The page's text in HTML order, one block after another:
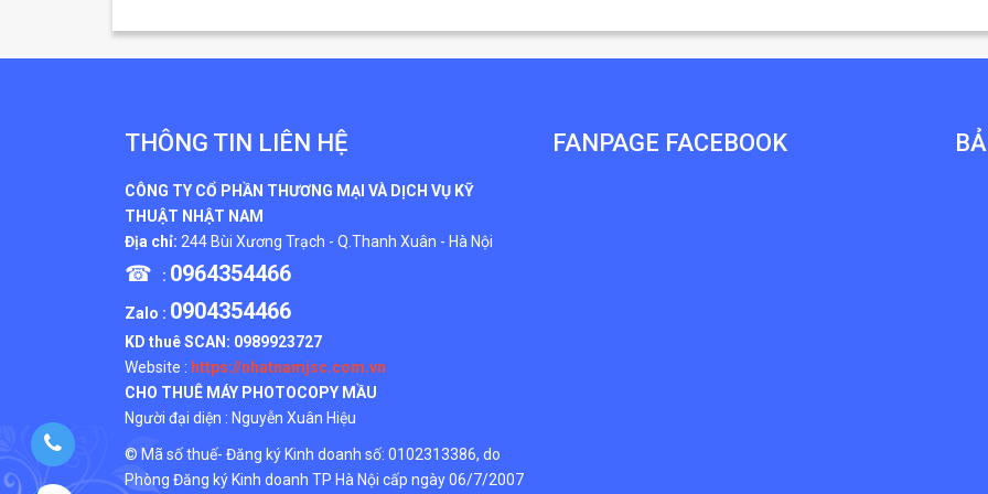
THÔNG TIN LIÊN HỆ
CÔNG TY CỔ PHẦN THƯƠNG MẠI VÀ DỊCH VỤ KỸ
THUẬT NHẬT NAM
Địa chỉ: 244 Bùi Xương Trạch - Q.Thanh Xuân - Hà Nội
☎ : 0964354466
Zalo : 0904354466
KD thuê SCAN: 0989923727
Website : https://nhatnamjsc.com.vn
CHO THUÊ MÁY PHOTOCOPY MẦU
Người đại diện : Nguyễn Xuân Hiệu
© Mã số thuế- Đăng ký Kinh doanh số: 0102313386, do
Phòng Đăng ký Kinh doanh TP Hà Nội cấp ngày 06/7/2007
FANPAGE FACEBOOK